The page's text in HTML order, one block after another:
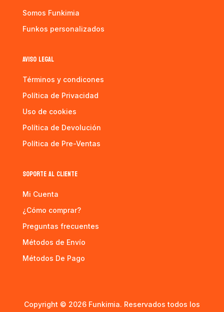
Somos Funkimia
Funkos personalizados
AVISO LEGAL
Términos y condicones
Política de Privacidad
Uso de cookies
Política de Devolución
Política de Pre-Ventas
SOPORTE AL CLIENTE
Mi Cuenta
¿Cómo comprar?
Preguntas frecuentes
Métodos de Envío
Métodos De Pago
Copyright © 2026 Funkimia. Reservados todos los